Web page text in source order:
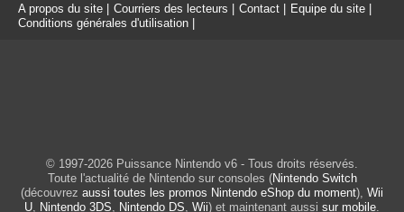
A propos du site Courriers des lecteurs Contact Equipe du site
Conditions générales d'utilisation
© 1997-2026 Puissance Nintendo v6 - Tous droits réservés.
Toute l'actualité de Nintendo sur consoles (Nintendo Switch
(découvrez aussi toutes les promos Nintendo eShop du moment), Wii
U, Nintendo 3DS, Nintendo DS, Wii) et maintenant aussi sur mobile.